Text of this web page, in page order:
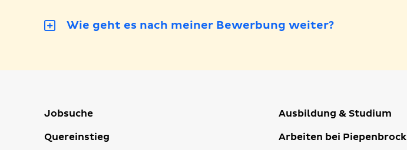
Wie geht es nach meiner Bewerbung weiter?
Jobsuche
Quereinstieg
Ausbildung & Studium
Arbeiten bei Piepenbrock